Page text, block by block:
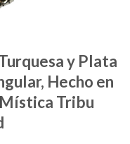
y Plata
Hecho en
Mística Tribu